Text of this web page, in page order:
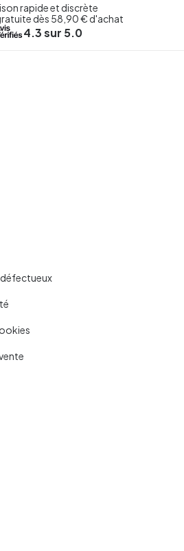
rapide et discrète
dès 58,90 € d'achat
4.3sur 5.0